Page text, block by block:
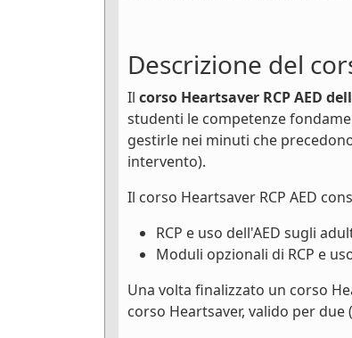
Descrizione del
Il corso Heartsaver RCP AED
studenti le competenze
gestirle nei minuti che
intervento).
Il corso Heartsaver RCP AED
RCP e uso dell'AED sugli
Moduli opzionali di RCP e
Una volta finalizzato un corso
corso Heartsaver, valido per due